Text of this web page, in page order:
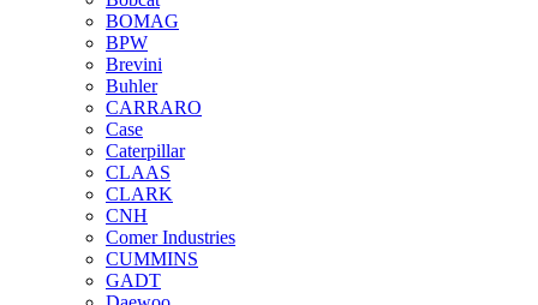
BOMAG
BPW
Brevini
Buhler
CARRARO
Case
Caterpillar
CLAAS
CLARK
CNH
Comer Industries
CUMMINS
GADT